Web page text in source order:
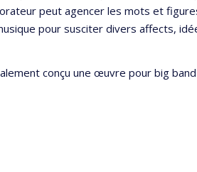
peut agencer les mots et
pour susciter divers affects,
conçu une œuvre pour big